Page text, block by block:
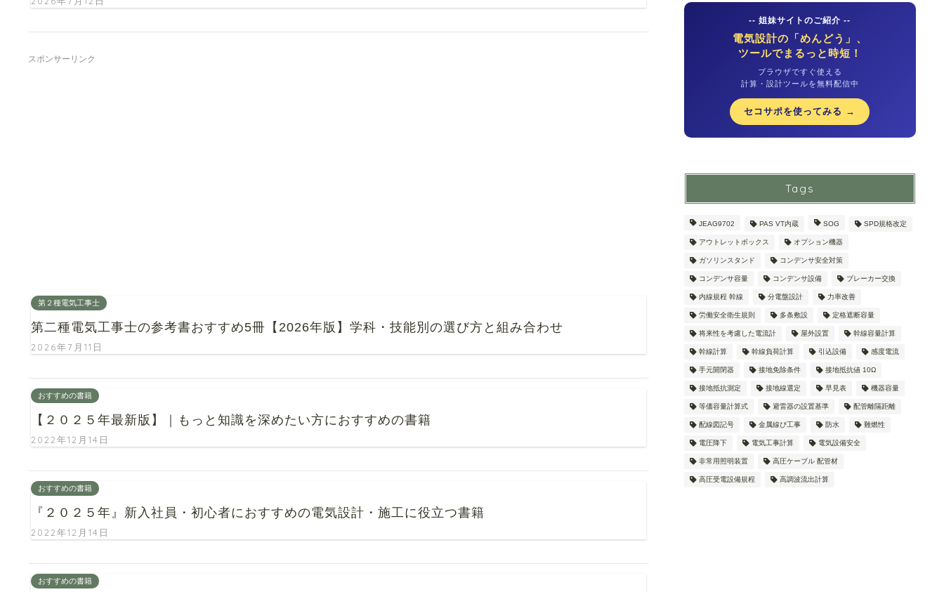
スポンサーリンク
第２種電気工事士
第二種電気工事士の参考書おすすめ5冊【2026年版】学科・技能別の選び方と組み合わせ
2026年7月11日
おすすめの書籍
【２０２５年最新版】｜もっと知識を深めたい方におすすめの書籍
2022年12月14日
おすすめの書籍
『２０２５年』新入社員・初心者におすすめの電気設計・施工に役立つ書籍
2022年12月14日
おすすめの書籍
-- 姐妹サイトのご紹介 --
電気設計の「めんどう」、
ツールでまるっと時短！
ブラウザですぐ使える
計算・設計ツールを無料配信中
セコサポを使ってみる →
Tags
JEAG9702 PAS VT内蔵 SOG SPD規格改定
アウトレットボックス オプション機器
ガソリンスタンド コンデンサ安全対策
コンデンサ容量 コンデンサ設備 ブレーカー交換
内線規程 幹線 分電盤設計 力率改善
労働安全衛生規則 多条敷設 定格遮断容量
将来性を考慮した電流計 屋外設置 幹線容量計算
幹線計算 幹線負荷計算 引込設備 感度電流
手元開閉器 接地免除条件 接地抵抗値 10Ω
接地抵抗測定 接地線選定 早見表 機器容量
等価容量計算式 避雷器の設置基準 配管離隔距離
配線図記号 金属線ぴ工事 防水 難燃性
電圧降下 電気工事計算 電気設備安全
非常用照明装置 高圧ケーブル 配管材
高圧受電設備規程 高調波流出計算